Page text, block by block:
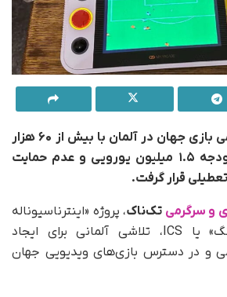
بزرگ‌ترین آرشیو عمومی بازی جهان در آلمان با بیش از ۶۰ هزار
عنوان پس از پایان بودجه ۱.۵ میلیون یورویی و عدم حمایت
قرار گرفت.
و سرگرمی تک‌ناک، پروژه «اینترناسیوناله
کامپیوترشپیله زاملونگ» یا ICS، تلاشی آلمانی برای ایجاد
و در دسترس بازی‌های ویدیویی جهان